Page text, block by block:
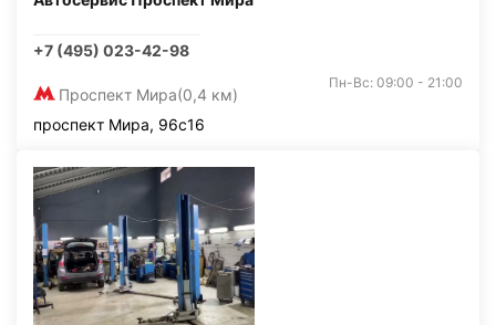
+7 (495) 023-42-98
Проспект Мира(0,4 км)
Пн-Вс: 09:00 - 21:00
проспект Мира, 96с16